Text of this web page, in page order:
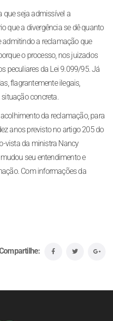
que seja admissível a
que a divergência se dê quanto
admitindo a reclamação que
o processo, nos juizados
peculiares da Lei 9.099/95. Já
flagrantemente ilegais,
concreta.
da reclamação, para
anos previsto no artigo 205 do
vista da ministra Nancy
seu entendimento e
Com informações da